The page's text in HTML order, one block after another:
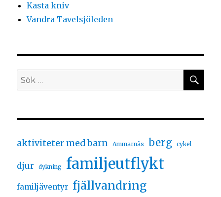
Kasta kniv
Vandra Tavelsjöleden
aktiviteter med barn Ammarnäs berg cykel
djur dykning familjeutflykt
familjäventyr fjällvandring